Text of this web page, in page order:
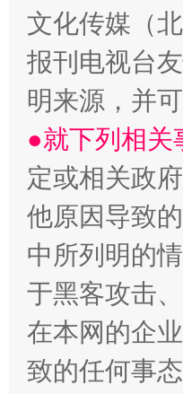
事关残疾人未
文化传媒（
报刊电视台
明来源，并
●就下列相
定或相关政
他原因导致
中所列明的
于黑客攻击
在本网的企
致的任何事态